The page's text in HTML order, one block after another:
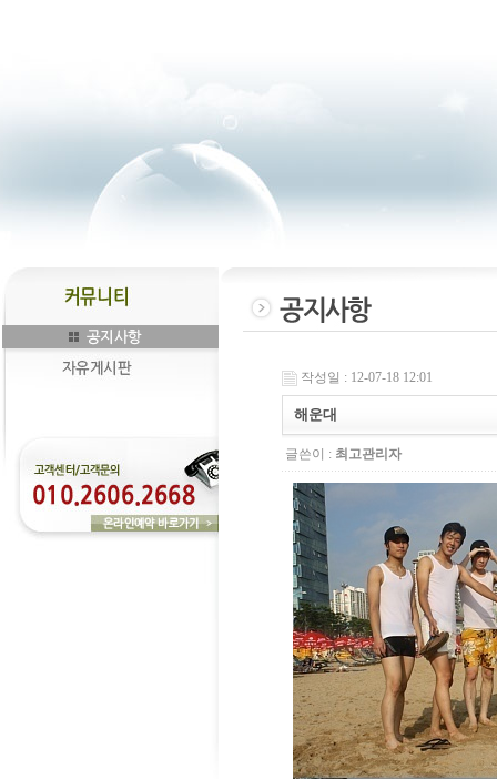
작성일 : 12-07-18 12:01
해운대
글쓴이 : 최고관리자